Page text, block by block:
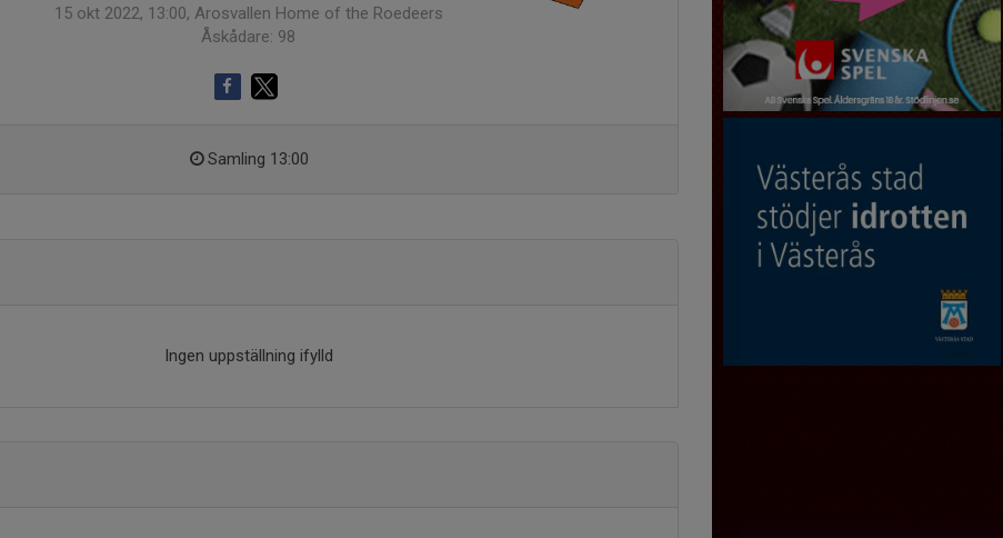
15 okt 2022, 13:00, Arosvallen Home of the Roedeers
Åskådare: 98
Samling 13:00
Ingen uppställning ifylld